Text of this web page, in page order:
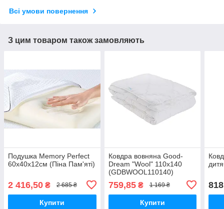
Всі умови повернення
З цим товаром також замовляють
Подушка Memory Perfect
60х40х12см (Піна Пам'яті)
2 416,50 ₴ 2 685 ₴
Купити
Ковдра вовняна Good-
Dream "Wool" 110x140
(GDBWOOL110140)
759,85₴ 1 169 ₴
Купити
818